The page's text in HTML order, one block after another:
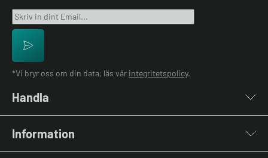
*Vi bryr oss om din data, läs vår integritetspolicy.
Handla
Laddkablar
Kabelhållare
Information